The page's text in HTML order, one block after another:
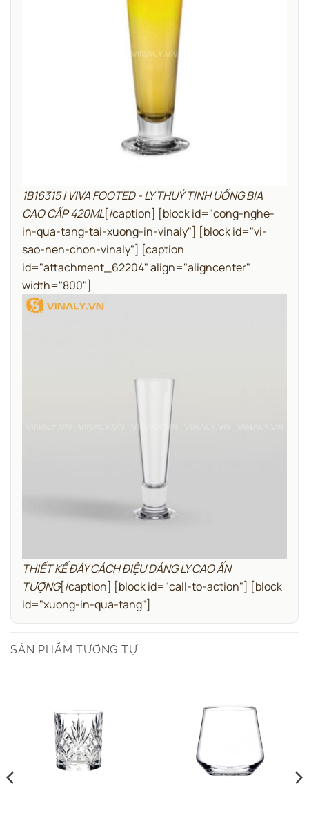
1B16315 | VIVA FOOTED - LY THUỶ TINH UỐNG BIA
CAO CẤP 420ML[/caption] [block id="cong-nghe-
in-qua-tang-tai-xuong-in-vinaly"] [block id="vi-
sao-nen-chon-vinaly"] [caption
id="attachment_62204" align="aligncenter"
width="800"]
THIẾT KẾ ĐÁY CÁCH ĐIỆU DÁNG LY CAO ẤN
TƯỢNG[/caption] [block id="call-to-action"] [block
id="xuong-in-qua-tang"]
SẢN PHẨM TƯƠNG TỰ